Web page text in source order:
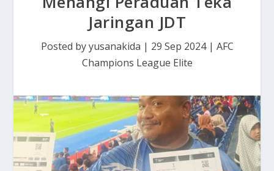
Jaringan JDT
Posted byyusanakida | 29 Sep 2024| AFC
Champions League Elite